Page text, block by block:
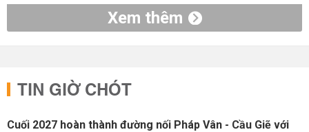
Xem thêm
TIN GIỜ CHÓT
Cuối 2027 hoàn thành đường nối Pháp Vân - Cầu Giẽ với